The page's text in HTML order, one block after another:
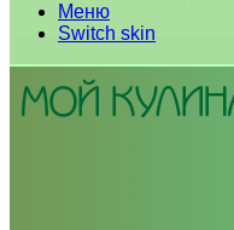
Меню
Switch skin